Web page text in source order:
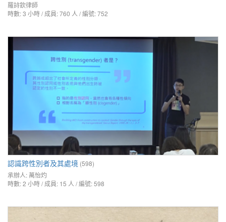
羅詩欽律師
時數: 3 小時 / 成員: 760 人 / 編號: 752
認識跨性別者及其處境 (598)
承辦人:萬怡灼
時數: 2 小時 / 成員: 15 人 / 編號: 598